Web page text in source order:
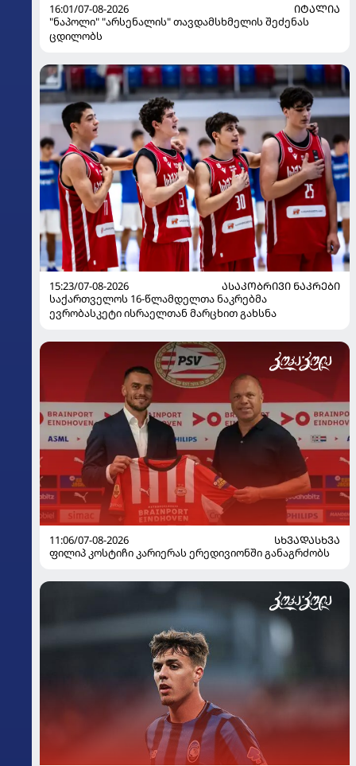
16:01/07-08-2026
ᲘᲢᲐᲚᲘᲐ
"ნაპოლი" "არსენალის" თავდამსხმელის შეძენას
ცდილობს
15:23/07-08-2026
ᲐᲡᲐᲙᲝᲑᲠᲘᲕᲘ ᲜᲐᲙᲠᲔᲑᲘ
საქართველოს 16-წლამდელთა ნაკრებმა
ევრობასკეტი ისრაელთან მარცხით გახსნა
11:06/07-08-2026
ᲡᲮᲕᲐᲓᲐᲡᲮᲕᲐ
ფილიპ კოსტიჩი კარიერას ერედივიონში განაგრძობს